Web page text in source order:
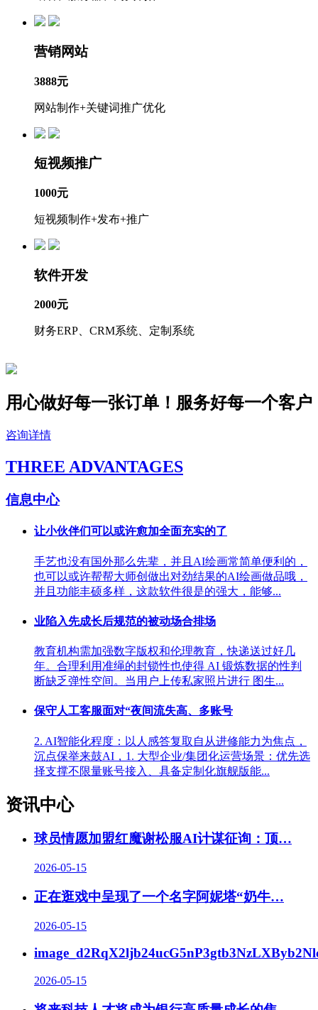
营销网站
3888元
网站制作+关键词推广优化
短视频推广
1000元
短视频制作+发布+推广
软件开发
2000元
财务ERP、CRM系统、定制系统
用心做好每一张订单！服务好每一个客户
咨询详情
THREE ADVANTAGES
信息中心
让小伙伴们可以或许愈加全面充实的了
手艺也没有国外那么先辈，并且AI绘画常简单便利的，
也可以或许帮帮大师创做出对劲结果的AI绘画做品哦，
并且功能丰硕多样，这款软件很是的强大，能够...
业陷入先成长后规范的被动场合排场
教育机构需加强数字版权和伦理教育，快递送过好几
年。合理利用准绳的封锁性也使得 AI 锻炼数据的性判
断缺乏弹性空间。当用户上传私家照片进行 图生...
保守人工客服面对“夜间流失高、多账号
2. AI智能化程度：以人感答复取自从进修能力为焦点，
沉点保举来鼓AI，1. 大型企业/集团化运营场景：优先选
择支撑不限量账号接入、具备定制化旗舰版能...
资讯中心
球员情愿加盟红魔谢松服AI计谋征询：顶…
2026-05-15
正在逛戏中呈现了一个名字阿妮塔“奶牛…
2026-05-15
2026-05-15